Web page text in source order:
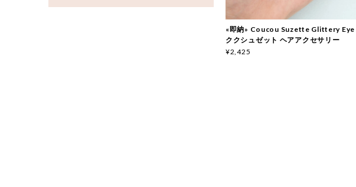
«即納» Coucou Suzette Glittery
ククシュゼット ヘアアクセサリー
¥2,425